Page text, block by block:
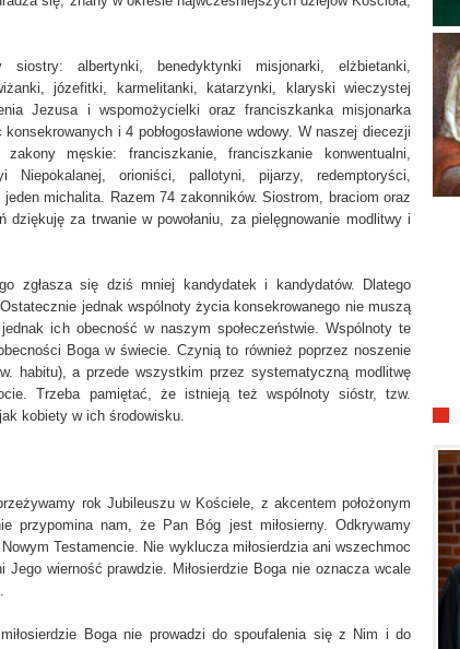
albertynki, benedyktynki misjonarki, elżbietanki,
józefitki, karmelitanki, katarzynki, klaryski wieczystej
Jezusa i wspomożycielki oraz franciszkanka misjonarka
i 4 pobłogosławione wdowy. W naszej diecezji
męskie: franciszkanie, franciszkanie konwentualni,
Niepokalanej, orioniści, pallotyni, pijarzy, redemptoryści,
michalita. Razem 74 zakonników. Siostrom, braciom oraz
dziękuję za trwanie w powołaniu, za pielęgnowanie modlitwy i
zgłasza się dziś mniej kandydatek i kandydatów. Dlatego
jednak wspólnoty życia konsekrowanego nie muszą
ich obecność w naszym społeczeństwie. Wspólnoty te
Boga w świecie. Czynią to również poprzez noszenie
habitu), a przede wszystkim przez systematyczną modlitwę
Trzeba pamiętać, że istnieją też wspólnoty sióstr, tzw.
kobiety w ich środowisku.
rok Jubileuszu w Kościele, z akcentem położonym
przypomina nam, że Pan Bóg jest miłosierny. Odkrywamy
Testamencie. Nie wyklucza miłosierdzia ani wszechmoc
Jego wierność prawdzie. Miłosierdzie Boga nie oznacza wcale
miłosierdzie Boga nie prowadzi do spoufalenia się z Nim i do